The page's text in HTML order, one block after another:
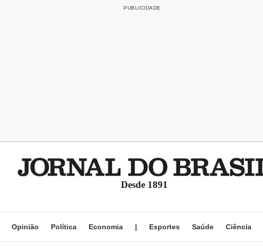
Desde 1891
Opinião Política Economia | Esportes Saúde Ciência